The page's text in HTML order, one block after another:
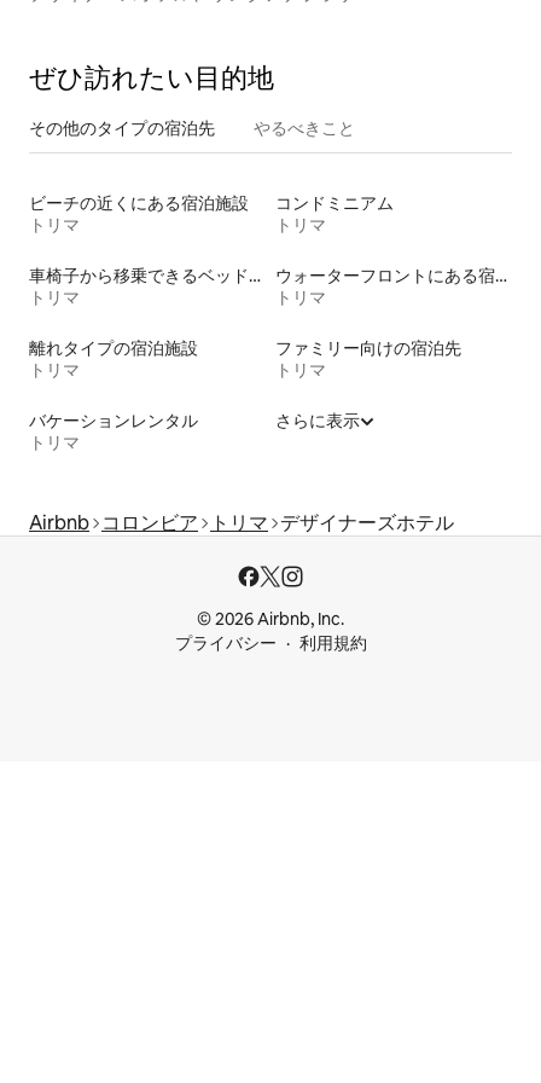
ぜひ訪⁠れ⁠た⁠い目⁠的⁠地
その他のタ⁠イ⁠プ⁠の宿⁠泊⁠先 やるべきこと
ビーチの近くにある宿泊施設
トリマ
コンドミニアム
トリマ
車椅子から移乗できるベッドがある宿泊施設
トリマ
ウォーターフロントにある宿泊施設
トリマ
離れタイプの宿泊施設
トリマ
ファミリー向けの宿泊先
トリマ
バケーションレンタル
トリマ
さらに表示
Airbnb コロンビア トリマ デザイナーズホテル
© 2026 Airbnb, Inc.
プライバシー
利用規約